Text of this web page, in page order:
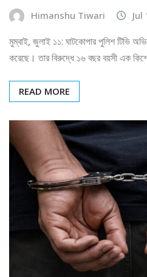
Himanshu Tiwari Jul
মুম্বাই, জুলাই ১১: ঘাটকোপার পুলিশ টিভি
করেছে। তার বিরুদ্ধে ১৬ বছর বয়সী এক
READ MORE